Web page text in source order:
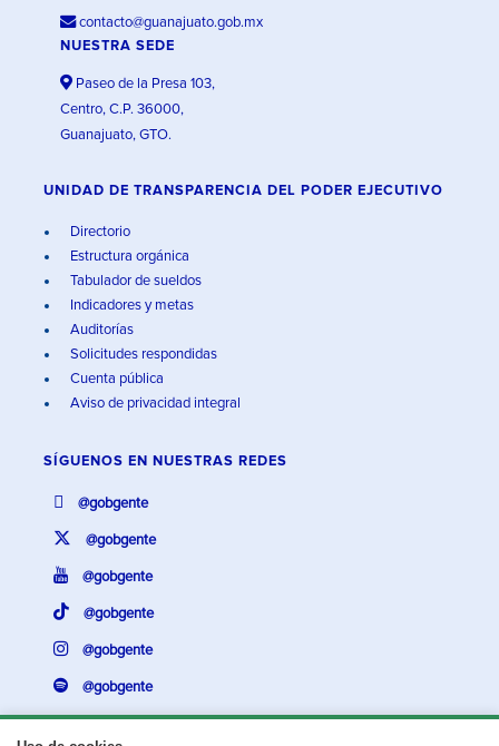
contacto@guanajuato.gob.mx
NUESTRA SEDE
Paseo de la Presa 103,
Centro, C.P. 36000,
Guanajuato, GTO.
UNIDAD DE TRANSPARENCIA DEL PODER EJECUTIVO
Directorio
Estructura orgánica
Tabulador de sueldos
Indicadores y metas
Auditorías
Solicitudes respondidas
Cuenta pública
Aviso de privacidad integral
SÍGUENOS EN NUESTRAS REDES
@gobgente
@gobgente
@gobgente
@gobgente
@gobgente
@gobgente